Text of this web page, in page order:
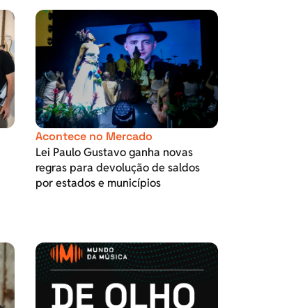
Acontece no Mercado
Lei Paulo Gustavo ganha novas
regras para devolução de saldos
por estados e municípios